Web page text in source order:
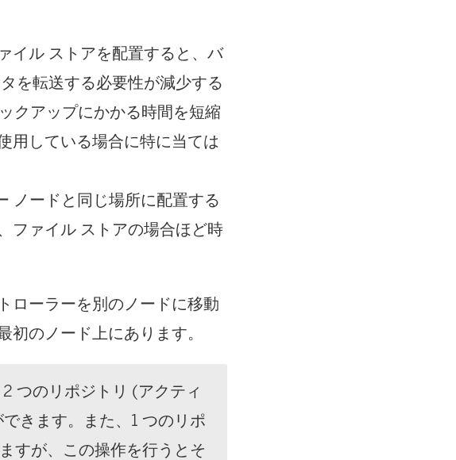
イル ストアを配置すると、バ
を転送する必要性が減少する
クアップにかかる時間を短縮
用している場合に特に当ては
ノードと同じ場所に配置する
ファイル ストアの場合ほど時
ローラーを別のノードに移動
初のノード上にあります。
つのリポジトリ (アクティ
きます。また、1 つのリポ
すが、この操作を行うとそ